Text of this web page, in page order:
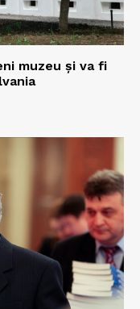
muzeu şi va fi